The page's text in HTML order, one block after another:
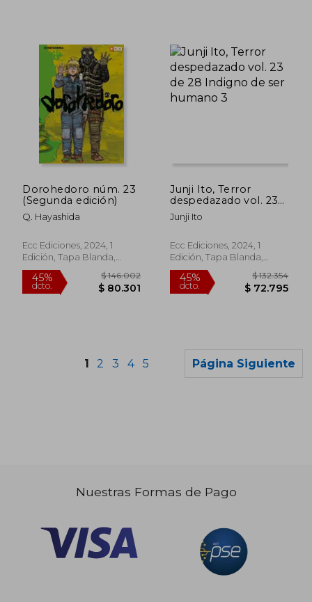
45%
dcto. $ 65.234 dcto. $
$ 132.354 45%
Dorohedoro núm. 23
(Segunda edición)
Q. Hayashida
Ecc Ediciones, 2024, 1
Edición, Tapa Blanda,
Nuevo
Junji Ito, Terror
despedazado vol. 23
de 28 Indigno de ser
humano 3
Junji Ito
Ecc Ediciones, 2024, 1
Edición, Tapa Blanda,
Nuevo
1 2 3 4 5 Página Siguiente
Nuestras Formas de Pago